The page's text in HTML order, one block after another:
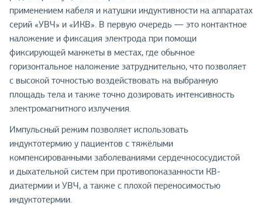
применением кабеля и катушки индуктивности на аппаратах
серий «УВЧ» и «ИКВ». В первую очередь — это контактное
наложение и фиксация электрода при помощи
фиксирующей манжеты в местах, где обычное
горизонтальное наложение затруднительно, что позволяет
с высокой точностью воздействовать на выбранную
площадь тела и также точно дозировать интенсивность
электромагнитного излучения.
Импульсный режим позволяет использовать
индуктотермию у пациентов с тяжёлыми
компенсированными заболеваниями сердечнососудистой
и дыхательной систем при противопоказанности КВ-
диатермии и УВЧ, а также с плохой переносимостью
индуктотермии.